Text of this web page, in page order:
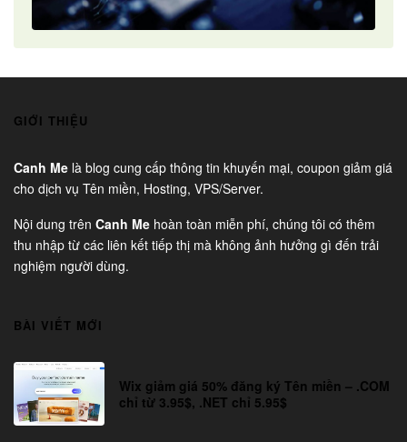
GIỚI THIỆU
Canh Melà blog cung cấp thông tin khuyến mại, coupon giảm giá
cho dịch vụ Tên miền, Hosting, VPS/Server.
Nội dung trên Canh Mehoàn toàn miễn phí, chúng tôi có thêm
thu nhập từ các liên kết tiếp thị mà không ảnh hưởng gì đến trải
nghiệm người dùng.
BÀI VIẾT MỚI
Wix giảm giá 50% đăng ký Tên miền – .COM
chỉ từ 3.95$, .NET chỉ 5.95$